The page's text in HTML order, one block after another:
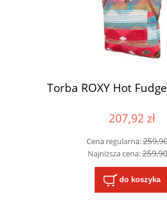
Torba ROXY Hot
207,92 zł
Cena regularna:
Najniższa cena:
do koszyka